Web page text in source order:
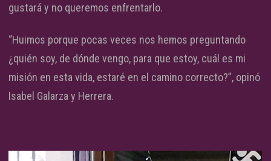
gustará y no queremos enfrentarlo.
“Huimos porque pocas veces nos hemos preguntando
¿quién soy, de dónde vengo, para que estoy, cuál es mi
misión en esta vida, estaré en el camino correcto?”, opinó
Isabel Galarza y Herrera.